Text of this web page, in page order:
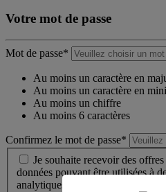
Votre mot de passe
Mot de passe*
Au moins un caractère en
Au moins un caractère en
Au moins un chiffre
Au moins 6 caractères
Confirmez le mot de passe*
Je souhaite recevoir des
données pouvant être utilisées à
analytiques.